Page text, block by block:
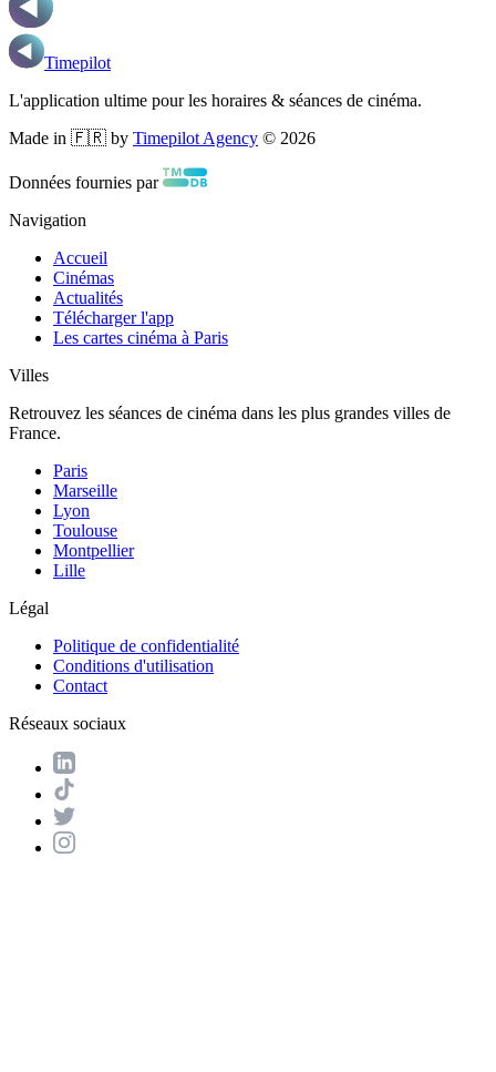
Timepilot
L'application ultime pour les horaires & séances de cinéma.
Made in 🇫🇷 by Timepilot Agency © 2026
Données fournies par
Navigation
Accueil
Cinémas
Actualités
Télécharger l'app
Les cartes cinéma à Paris
Villes
Retrouvez les séances de cinéma dans les plus grandes villes de
France.
Paris
Marseille
Lyon
Toulouse
Montpellier
Lille
Légal
Politique de confidentialité
Conditions d'utilisation
Contact
Réseaux sociaux